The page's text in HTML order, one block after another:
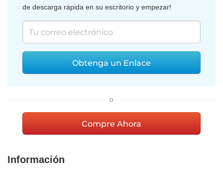
de descarga rápida en su escritorio y empezar!
Obtenga un Enlace
o
Compre Ahora
Información